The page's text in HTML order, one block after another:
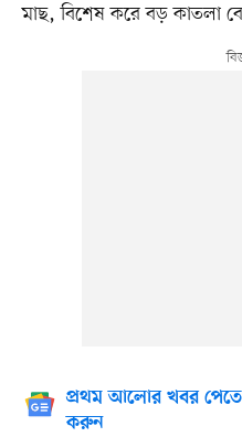
মাছ, বিশেষ করে বড় কাতলা
প্রথম আলোর খবর
করুন